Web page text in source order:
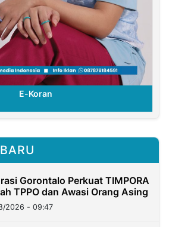
E-Koran
Gorontalo Perkuat TIMPORA
TPPO dan Awasi Orang Asing
2026 - 09:47